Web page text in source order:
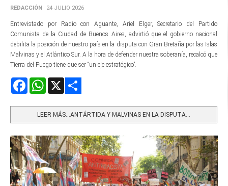
REDACCIÓN 24 JULIO 2026
Entrevistado por Radio con Aguante, Ariel Elger, Secretario del Partido
Comunista de la Ciudad de Buenos Aires, advirtió que el gobierno nacional
debilita la posición de nuestro país en la disputa con Gran Bretaña por las Islas
Malvinas y el Atlántico Sur. A la hora de defender nuestra soberanía, recalcó que
Tierra del Fuego tiene que ser “un eje estratégico”.
FacebookWhatsApp
LEER MÁS…ANTÁRTIDA Y MALVINAS EN LA DISPUTA...